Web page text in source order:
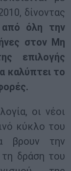
δίνοντας
όλη την
στον Μη
επιλογής
καλύπτει το
οι νέοι
κύκλο του
βρουν την
δράση του